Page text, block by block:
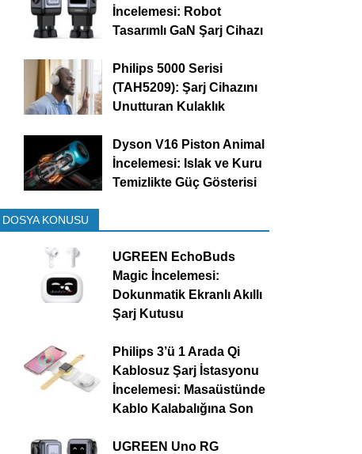
İncelemesi: Robot
Tasarımlı GaN Şarj Cihazı
Philips 5000 Serisi
(TAH5209): Şarj Cihazını
Unutturan Kulaklık
Dyson V16 Piston Animal
İncelemesi: Islak ve Kuru
Temizlikte Güç Gösterisi
DOSYA KONUSU
UGREEN EchoBuds
Magic İncelemesi:
Dokunmatik Ekranlı Akıllı
Şarj Kutusu
Philips 3’ü 1 Arada Qi
Kablosuz Şarj İstasyonu
İncelemesi: Masaüstünde
Kablo Kalabalığına Son
UGREEN Uno RG